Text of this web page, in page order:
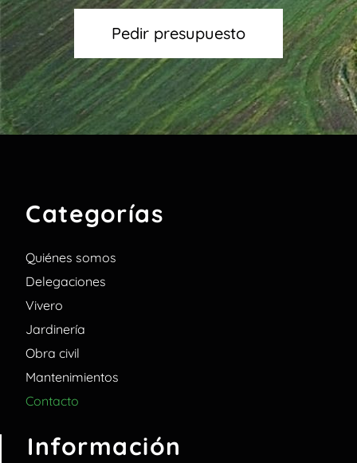
Pedir presupuesto
Categorías
Quiénes somos
Delegaciones
Vivero
Jardinería
Obra civil
Mantenimientos
Contacto
Información